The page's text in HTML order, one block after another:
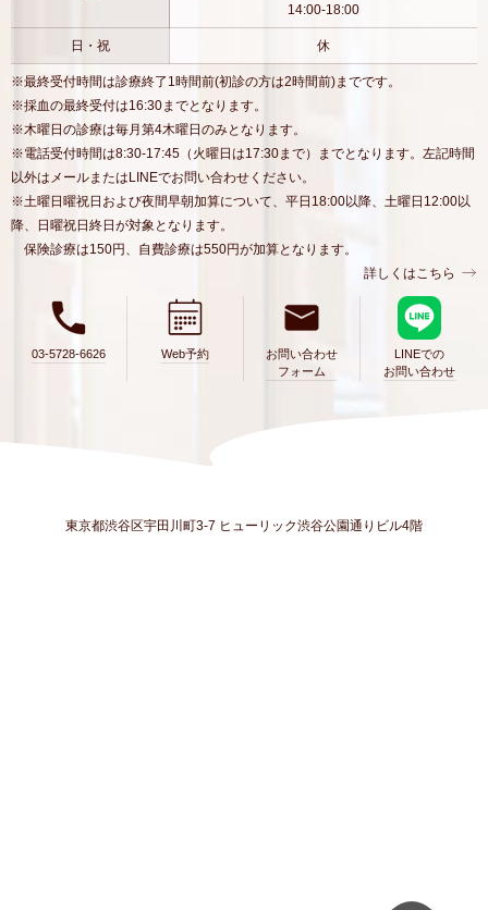
14:00-18:00
日・祝 休
※最終受付時間は診療終了1時間前(初診の方は2時間前)までです。
※採血の最終受付は16:30までとなります。
※木曜日の診療は毎月第4木曜日のみとなります。
※電話受付時間は8:30-17:45（火曜日は17:30まで）までとなります。左記時間
以外はメールまたはLINEでお問い合わせください。
※土曜日曜祝日および夜間早朝加算について、平日18:00以降、土曜日12:00以
降、日曜祝日終日が対象となります。
保険診療は150円、自費診療は550円が加算となります。
詳しくはこちら
03-5728-6626 Web予約
お問い合わせ
フォーム
LINEでの
お問い合わせ
東京都渋谷区宇田川町3-7 ヒューリック渋谷公園通りビル4階